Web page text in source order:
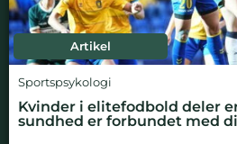
Artikel
Sportspsykologi
Kvinder i elitefodbold deler
sundhed er forbundet med